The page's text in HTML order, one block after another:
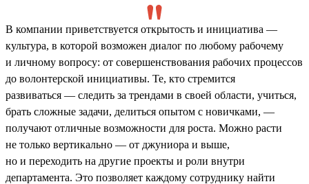
В компании приветствуется открытость и инициатива —
культура, в которой возможен диалог по любому рабочему
и личному вопросу: от совершенствования рабочих процессов
до волонтерской инициативы. Те, кто стремится
развиваться — следить за трендами в своей области, учиться,
брать сложные задачи, делиться опытом с новичками, —
получают отличные возможности для роста. Можно расти
не только вертикально — от джуниора и выше,
но и переходить на другие проекты и роли внутри
департамента. Это позволяет каждому сотруднику найти